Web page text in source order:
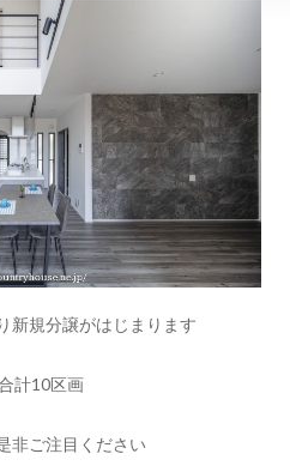
新規分譲がはじまります
計10区画
非ご注目ください